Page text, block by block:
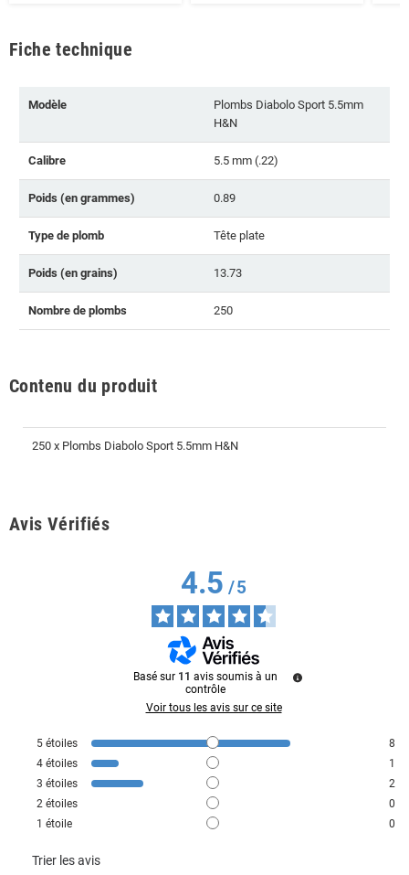
Fiche technique
Modèle
Plombs Diabolo Sport 5.5mm
H&N
Calibre 5.5 mm (.22)
Poids (en grammes) 0.89
Type de plomb Tête plate
Poids (en grains) 13.73
Nombre de plombs 250
Contenu du produit
250 x Plombs Diabolo Sport 5.5mm H&N
Avis Vérifiés
4.5/5
Basé sur 11 avis soumis à un
contrôle
Voir tous les avis sur ce site
5 étoiles
8
4 étoiles
1
3 étoiles
2
2 étoiles
0
1 étoile 0
Trier les avis